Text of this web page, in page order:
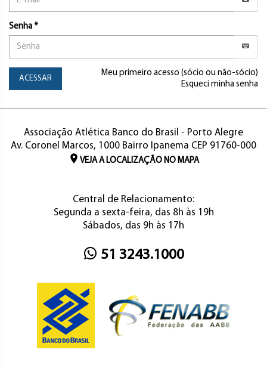
Senha *
ACESSAR
Meu primeiro acesso (sócio ou não-sócio)
Esqueci minha senha
Associação Atlética Banco do Brasil - Porto Alegre
Av. Coronel Marcos, 1000 Bairro Ipanema CEP 91760-000
VEJA A LOCALIZAÇÃO NO MAPA
Central de Relacionamento:
Segunda a sexta-feira, das 8h às 19h
Sábados, das 9h às 17h
51 3243.1000